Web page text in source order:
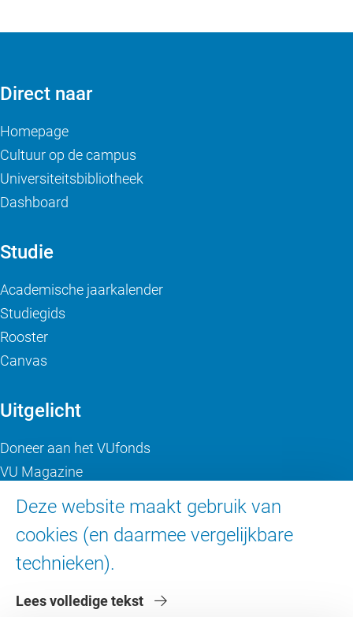
Deze website maakt gebruik van
cookies (en daarmee vergelijkbare
technieken).
Lees volledige tekst
Direct naar
Homepage
Cultuur op de campus
Universiteitsbibliotheek
Dashboard
Studie
Academische jaarkalender
Studiegids
Rooster
Canvas
Uitgelicht
Doneer aan het VUfonds
VU Magazine
Over de VU
Contact en route